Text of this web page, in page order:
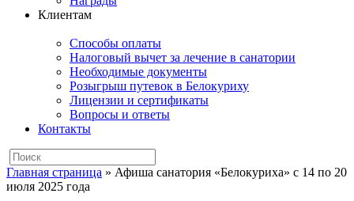
Клиентам
Способы оплаты
Налоговый вычет за лечение в санатории
Необходимые документы
Розыгрыш путевок в Белокуриху
Лицензии и сертификаты
Вопросы и ответы
Контакты
Главная страница » Афиша санатория «Белокуриха» с 14 по 20
июля 2025 года